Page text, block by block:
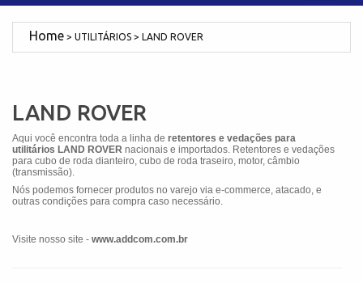
UTILITÁRIOS LAND ROVER
LAND ROVER
Aqui você encontra toda a linha de retentores e vedações para
utilitários LAND ROVER nacionais e importados. Retentores e vedações
para cubo de roda dianteiro, cubo de roda traseiro, motor, câmbio
(transmissão).
Nós podemos fornecer produtos no varejo via e-commerce, atacado, e
outras condições para compra caso necessário.
Visite nosso site - www.addcom.com.br